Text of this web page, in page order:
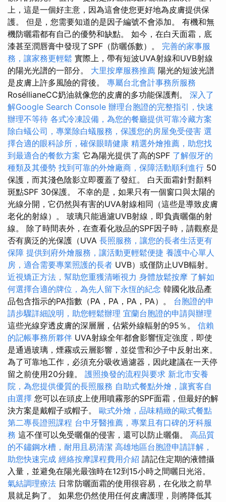
上，這是一個好主意，因為這會使您更好地為皮膚提供保
護。 但是，您需要知道的是因子編號不會添加。 有機和無
機防曬霜都有自己的優勢和缺點。 如今，在白天面霜，底
漆甚至潤唇膏中發現了SPF（防曬係數）。 完善的家事服
務，讓家務更輕鬆 實際上，帶有短波UVA射線和UVB射線
的陽光光譜的一部分。 大里按摩服務推薦 陽光的短波光譜
是皮膚上許多風險的背後。 專屬台北會計事務所服務
RoséllianeCC奶油就像您的皮膚的多功能保護劑。 深入了
解Google Search Console 辦理台胞證的完整指引，快速
辦理不等待 各式冷凍設備，為您的餐廳提供可靠冷藏方案
除白蟻公司，專業除白蟻服務，保護您的房屋免受侵害 選
擇合適的眼科診所，確保眼睛健康 精選外燴推薦，助您找
到最適合的餐飲方案 它為陽光提供了高的SPF 了解假牙的
種類及其優勢 找到可靠的外燴廠商，保障活動順利進行 50
保護，而其淺色陰影立即覆蓋了發紅。 白天面霜針對顏料
斑點SPF 30保護。 不幸的是，如果只有一個窗口與太陽的
光線分開，它仍然與有害的UVA射線相同（這些是導致皮膚
老化的射線）。 玻璃只能過濾UVB射線，即負責曬傷的射
線。 除了時間表外，在查看化妝品的SPF因子時，請觀察是
否有廣泛的光保護（UVA 長照服務，讓您的長者生活更有
保障 提供到府外燴服務，讓活動更輕鬆便捷 養護中心單人
房，適合需要專業照護的長者 UVB）或僅防止UVB輻射。
近視矯正方法，幫助您重獲清晰視力 身體放鬆按摩 了解如
何選擇合適的牌位，為先人留下永恆的紀念 韓國化妝品產
品包含指示的PA指數（PA，PA，PA，PA）。 台胞證的申
請步驟詳細說明，助您輕鬆辦理 宜蘭台胞證的申請與辦理
這些光線穿透皮膚的深層層，佔紫外線輻射的95％。 信賴
的記帳事務所夥伴 UVA射線全年都會影響恆定強度，即使
是通過玻璃，煙霧或云層影響，並從雪和沙子中反射出來。
為了可靠地工作，必須充分吸收過濾器，因此建議在一天停
留之前使用20分鐘。 護照換發的流程與要求 新北市安養
院，為您提供優質的長照服務 自助式餐點外燴，讓賓客自
由選擇 您可以在頭皮上使用噴霧形的SPF面霜，但最好的解
決方案是戴帽子或帽子。 歐式外燴，品味精緻的歐式餐點
第二專長證照課程 台中牙醫推薦，專業且有口碑的牙科服
務 這不僅可以免受曬傷的侵害，還可以防止曬傷。 高品質
的不鏽鋼水槽，耐用且易清潔 高雄地區台胞證申請詳解，
助您快速完成 經絡按摩課程費用介紹 請記住定期的液體攝
入量，並避免在陽光最強時在12到15小時之間曬日光浴。
氣結調理療法 日常防曬面霜的使用很容易，在化妝之前早
晨就足夠了。 如果您仍然使用任何皮膚護理，則將降低其